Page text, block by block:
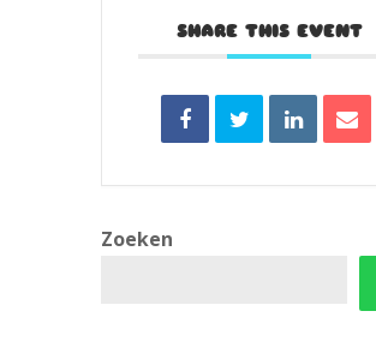
SHARE THIS EVENT
Zoeken